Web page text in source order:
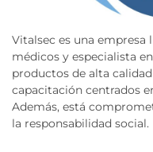
Vitalsec es una empresa
médicos y especialista
productos de alta
capacitación centrados
Además, está
la responsabilidad social.